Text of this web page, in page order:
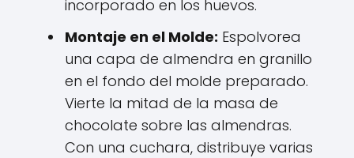
incorporado en los huevos.
Montaje en el Molde: Espolvorea
una capa de almendra en granillo
en el fondo del molde preparado.
Vierte la mitad de la masa de
chocolate sobre las almendras.
Con una cuchara, distribuye varias